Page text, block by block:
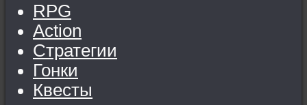
RPG
Action
Стратегии
Гонки
Квесты